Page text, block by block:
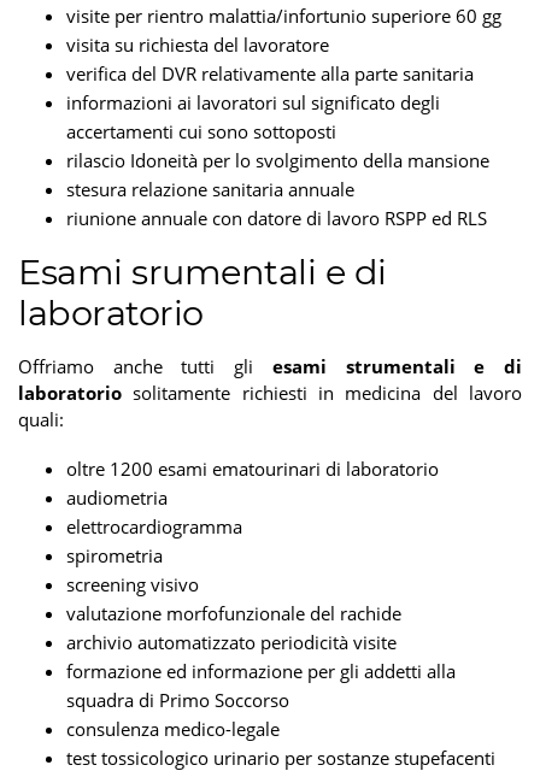
visite per rientro malattia/infortunio superiore 60 gg
visita su richiesta del lavoratore
verifica del DVR relativamente alla parte sanitaria
informazioni ai lavoratori sul significato degli
accertamenti cui sono sottoposti
rilascio Idoneità per lo svolgimento della mansione
stesura relazione sanitaria annuale
riunione annuale con datore di lavoro RSPP ed RLS
Esami srumentali e di
laboratorio
Offriamo anche tutti gli esami strumentali e di
laboratorio solitamente richiesti in medicina del lavoro
quali:
oltre 1200 esami ematourinari di laboratorio
audiometria
elettrocardiogramma
spirometria
screening visivo
valutazione morfofunzionale del rachide
archivio automatizzato periodicità visite
formazione ed informazione per gli addetti alla
squadra di Primo Soccorso
consulenza medico-legale
test tossicologico urinario per sostanze stupefacenti